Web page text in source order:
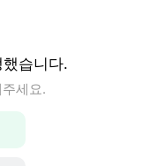
습니다.
세요.